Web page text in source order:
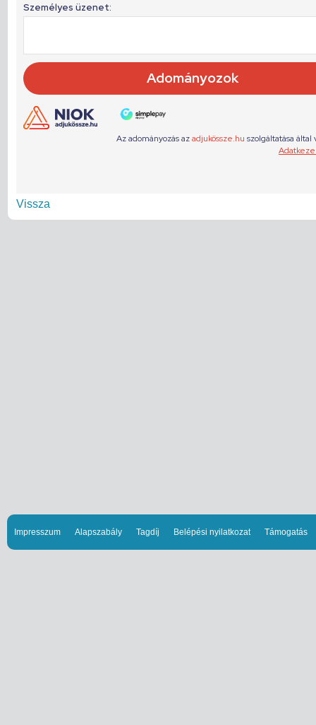
Vissza
Impresszum Alapszabály Tagdíj Belépési nyilatkozat Támogatás